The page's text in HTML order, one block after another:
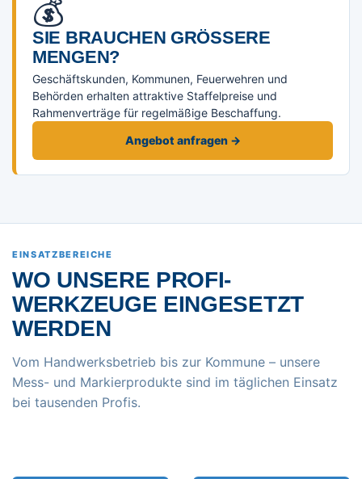
💰
SIE BRAUCHEN GRÖSSERE M
ENGEN?
Geschäftskunden, Kommunen, Feuerwehren und
Behörden erhalten attraktive Staffelpreise und
Rahmenverträge für regelmäßige Beschaffung.
Angebot anfragen →
EINSATZBEREICHE
WO UNSERE PROFI-
WERKZEUGE EINGESETZT
WERDEN
Vom Handwerksbetrieb bis zur Kommune – unsere
Mess- und Markierprodukte sind im täglichen Einsatz
bei tausenden Profis.